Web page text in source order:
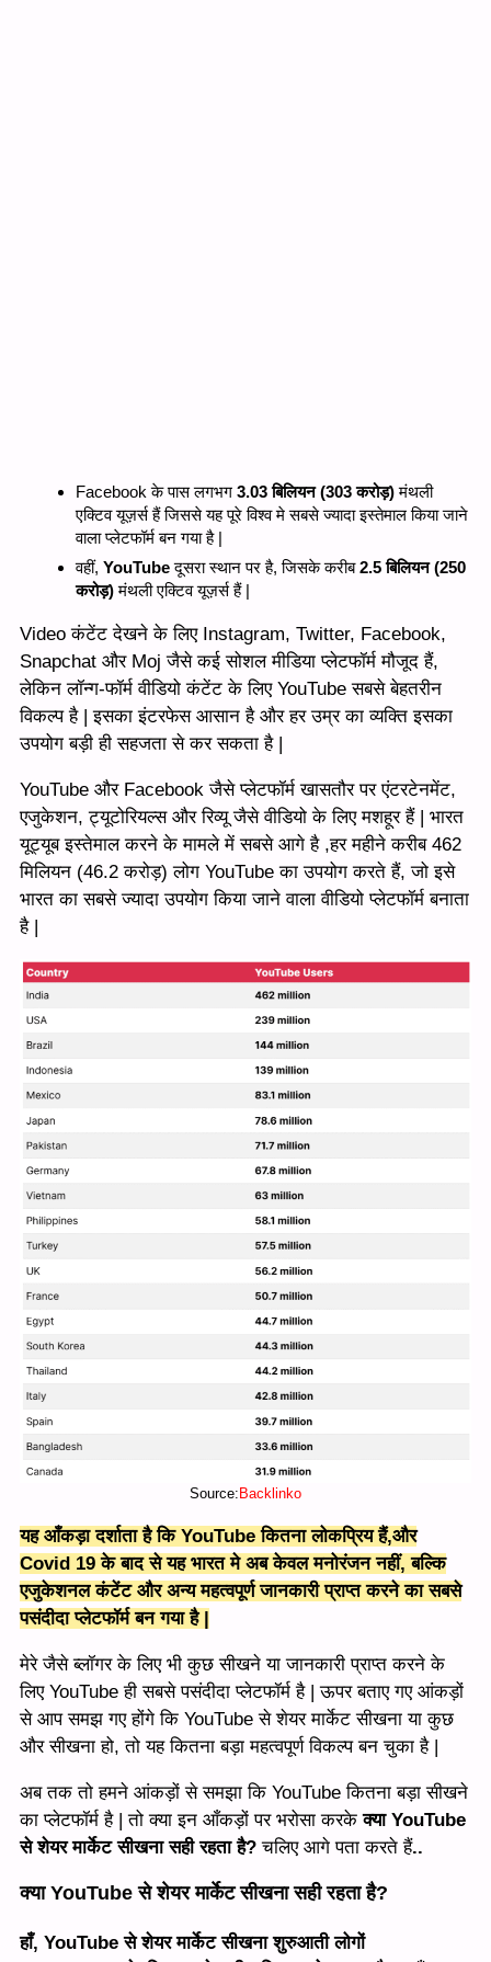
Facebook के पास लगभग 3.03 बिलियन (303 करोड़)मंथली
एक्टिव यूज़र्स हैं जिससे यह पूरे विश्व मे सबसे ज्यादा इस्तेमाल किया जाने
वाला प्लेटफॉर्म बन गया है |
वहीं, YouTubeदूसरा स्थान पर है, जिसके करीब2.5 बिलियन (250
करोड़)मंथली एक्टिव यूज़र्स हैं |
Video कंटेंट देखने के लिए Instagram, Twitter, Facebook,
Snapchat और Moj जैसे कई सोशल मीडिया प्लेटफॉर्म मौजूद हैं,
लेकिन लॉन्ग-फॉर्म वीडियो कंटेंट के लिए YouTube सबसे बेहतरीन
विकल्प है | इसका इंटरफेस आसान है और हर उम्र का व्यक्ति इसका
उपयोग बड़ी ही सहजता से कर सकता है |
YouTube और Facebook जैसे प्लेटफॉर्म खासतौर पर एंटरटेनमेंट,
एजुकेशन, ट्यूटोरियल्स और रिव्यू जैसे वीडियो के लिए मशहूर हैं | भारत
यूट्यूब इस्तेमाल करने के मामले में सबसे आगे है ,हर महीने करीब 462
मिलियन (46.2 करोड़) लोग YouTube का उपयोग करते हैं, जो इसे
भारत का सबसे ज्यादा उपयोग किया जाने वाला वीडियो प्लेटफॉर्म बनाता
है |
Source: Backlinko
यह आँकड़ा दर्शाता है कि YouTube कितना लोकप्रिय हैं,और
Covid 19 के बाद से यह भारत मे अब केवल मनोरंजन नहीं, बल्कि
एजुकेशनल कंटेंट और अन्य महत्वपूर्ण जानकारी प्राप्त करने का सबसे
पसंदीदा प्लेटफॉर्म बन गया है |
मेरे जैसे ब्लॉगर के लिए भी कुछ सीखने या जानकारी प्राप्त करने के
लिए YouTube ही सबसे पसंदीदा प्लेटफॉर्म है | ऊपर बताए गए आंकड़ों
से आप समझ गए होंगे कि YouTube से शेयर मार्केट सीखना या कुछ
और सीखना हो, तो यह कितना बड़ा महत्वपूर्ण विकल्प बन चुका है |
अब तक तो हमने आंकड़ों से समझा कि YouTube कितना बड़ा सीखने
का प्लेटफॉर्म है | तो क्या इन आँकड़ों पर भरोसा करकेक्या YouTube
से शेयर मार्केट सीखना सही रहता है? चलिए आगे पता करते हैं..
क्या YouTube से शेयर मार्केट सीखना सही रहता है?
हाँ, YouTube से शेयर मार्केट सीखना शुरुआती लोगों